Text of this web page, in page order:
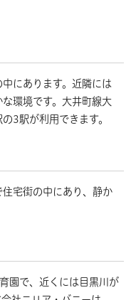
にあります。近隣には
環境です。大井町線大
3駅が利用できます。
宅街の中にあり、静か
園で、近くには目黒川が